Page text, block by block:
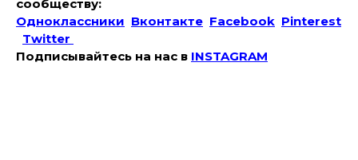
сообществу:
Одноклассники Вконтакте Facebook Pinterest
Twitter
Подписывайтесь на наc в INSTAGRAM